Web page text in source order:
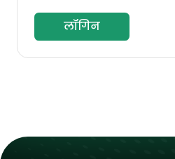
लॉगिन